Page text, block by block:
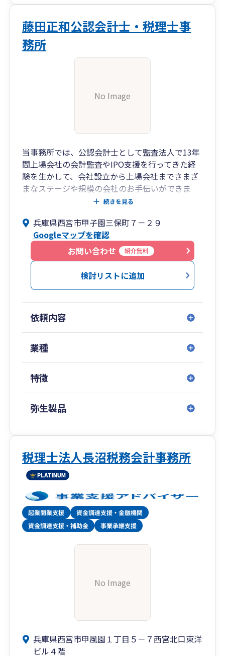
藤田正和公認会計士・税理士事
務所
No Image
当事務所では、公認会計士として監査法人で13年
間上場会社の会計監査やIPO支援を行ってきた経
験を生かして、会社設立から上場会社までさまざ
まなステージや規模の会社のお手伝いができま
経営者と共に会社の発展を考え、会社経営におい
て生じる様々な問題を共に解決していく良きパー
トナーであることをモットーにしており、相談の
しやすさはクライアントの皆様からご好評いただ
いています。大きな事務所ではありがちな”無資格
のスタッフが担当で、質問しても当たり障りのな
当事務所は、認定支援機関として補助金申請支援
や資金調達支援にも力を入れています。
事業計画などの申請書類を自社のみで作成するこ
とは大変困難です。当事務所では補助金の情報は
常に収集しており適時に情報をご提供できます
な顧問税理士かにより銀行の対応や借入条件は大
きく変わってきますので、資金調達や財務支援が
可能な当事務所にご相談ください。
続きを見る
兵庫県西宮市甲子園三保町７－２９
Googleマップを確認
お問い合わせ
紹介無料
検討リストに追加
依頼内容
業種
特徴
弥生製品
税理士法人長沼税務会計事務所
No Image
兵庫県西宮市甲風園１丁目５－７西宮北口東洋
ビル４階